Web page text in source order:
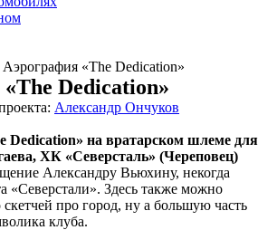
Аэрография «The Dedication»
Dedication»
Александр Ончуков
Dedication» на вратарском шлеме для
ХК «Северсталь» (Череповец)
Александру Вьюхину, некогда
«Северстали». Здесь также можно
скетчей про город, ну а большую часть
клуба.